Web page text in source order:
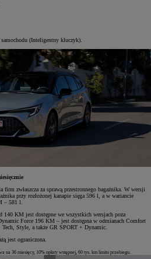
(Inteligentny kluczyk).
zwłaszcza za sprawą przestronnego bagażnika. W wersji
przy rozłożonej kanapie sięga 596 l, a w wariancie
– 581 l.
140 KM jest dostępne we wszystkich wersjach poza
Force 196 KM – jest dostępna w odmianach Comfort
Style, a także GR SPORT + Dynamic.
jest ograniczona.
36 miesięcy, 10% opłaty wstępnej, 60 tys. km limitu przebiegu.